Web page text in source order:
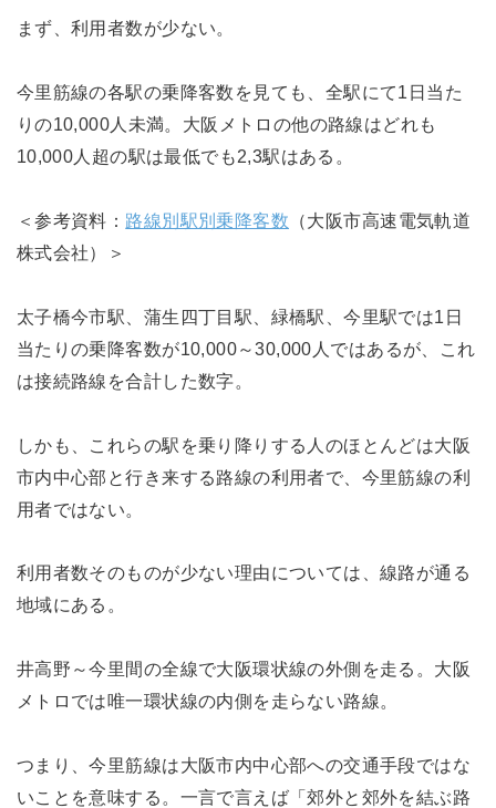
まず、利用者数が少ない。
今里筋線の各駅の乗降客数を見ても、全駅にて1日当た
りの10,000人未満。大阪メトロの他の路線はどれも
10,000人超の駅は最低でも2,3駅はある。
＜参考資料： 路線別駅別乗降客数 （大阪市高速電気軌道
株式会社）＞
太子橋今市駅、蒲生四丁目駅、緑橋駅、今里駅では1日
当たりの乗降客数が10,000～30,000人ではあるが、これ
は接続路線を合計した数字。
しかも、これらの駅を乗り降りする人のほとんどは大阪
市内中心部と行き来する路線の利用者で、今里筋線の利
用者ではない。
利用者数そのものが少ない理由については、線路が通る
地域にある。
井高野～今里間の全線で大阪環状線の外側を走る。大阪
メトロでは唯一環状線の内側を走らない路線。
つまり、今里筋線は大阪市内中心部への交通手段ではな
いことを意味する。一言で言えば「郊外と郊外を結ぶ路